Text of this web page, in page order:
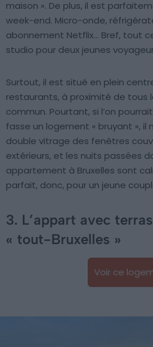
maison ». De plus, il est
week-end. Micro-onde,
abonnement Netflix… Bref, tout
studio pour deux jeunes
Surtout, il est situé en plein
restaurants, à proximité de tous
commun. Pourtant, si l’on
fasse un logement « bruyant », il
double vitrage des fenêtres
extérieurs, et les nuits passées
appartement à Bruxelles sont
parfait, donc, pour un jeune
3. L’appart avec
« tout-Bruxelles »
Voir ce